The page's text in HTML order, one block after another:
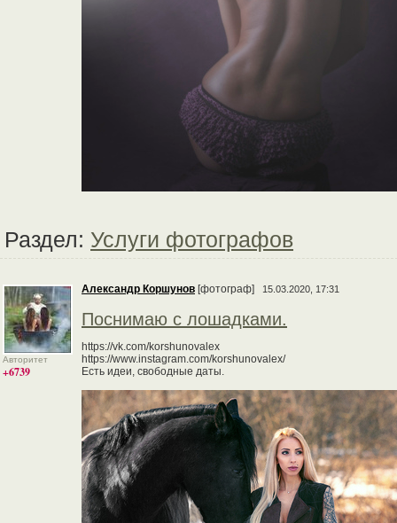
Раздел: Услуги фотографов
Авторитет
+6739
Александр Коршунов [фотограф] 15.03.2020, 17:31
Поснимаю с лошадками.
https://vk.com/korshunovalex
https://www.instagram.com/korshunovalex/
Есть идеи, свободные даты.